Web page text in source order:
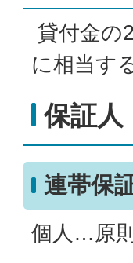
貸付金の
に相当す
保証人
連帯保
個人…原